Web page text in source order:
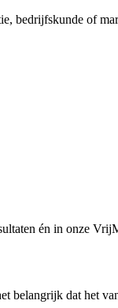
bedrijfskunde of
én in onze
belangrijk dat het